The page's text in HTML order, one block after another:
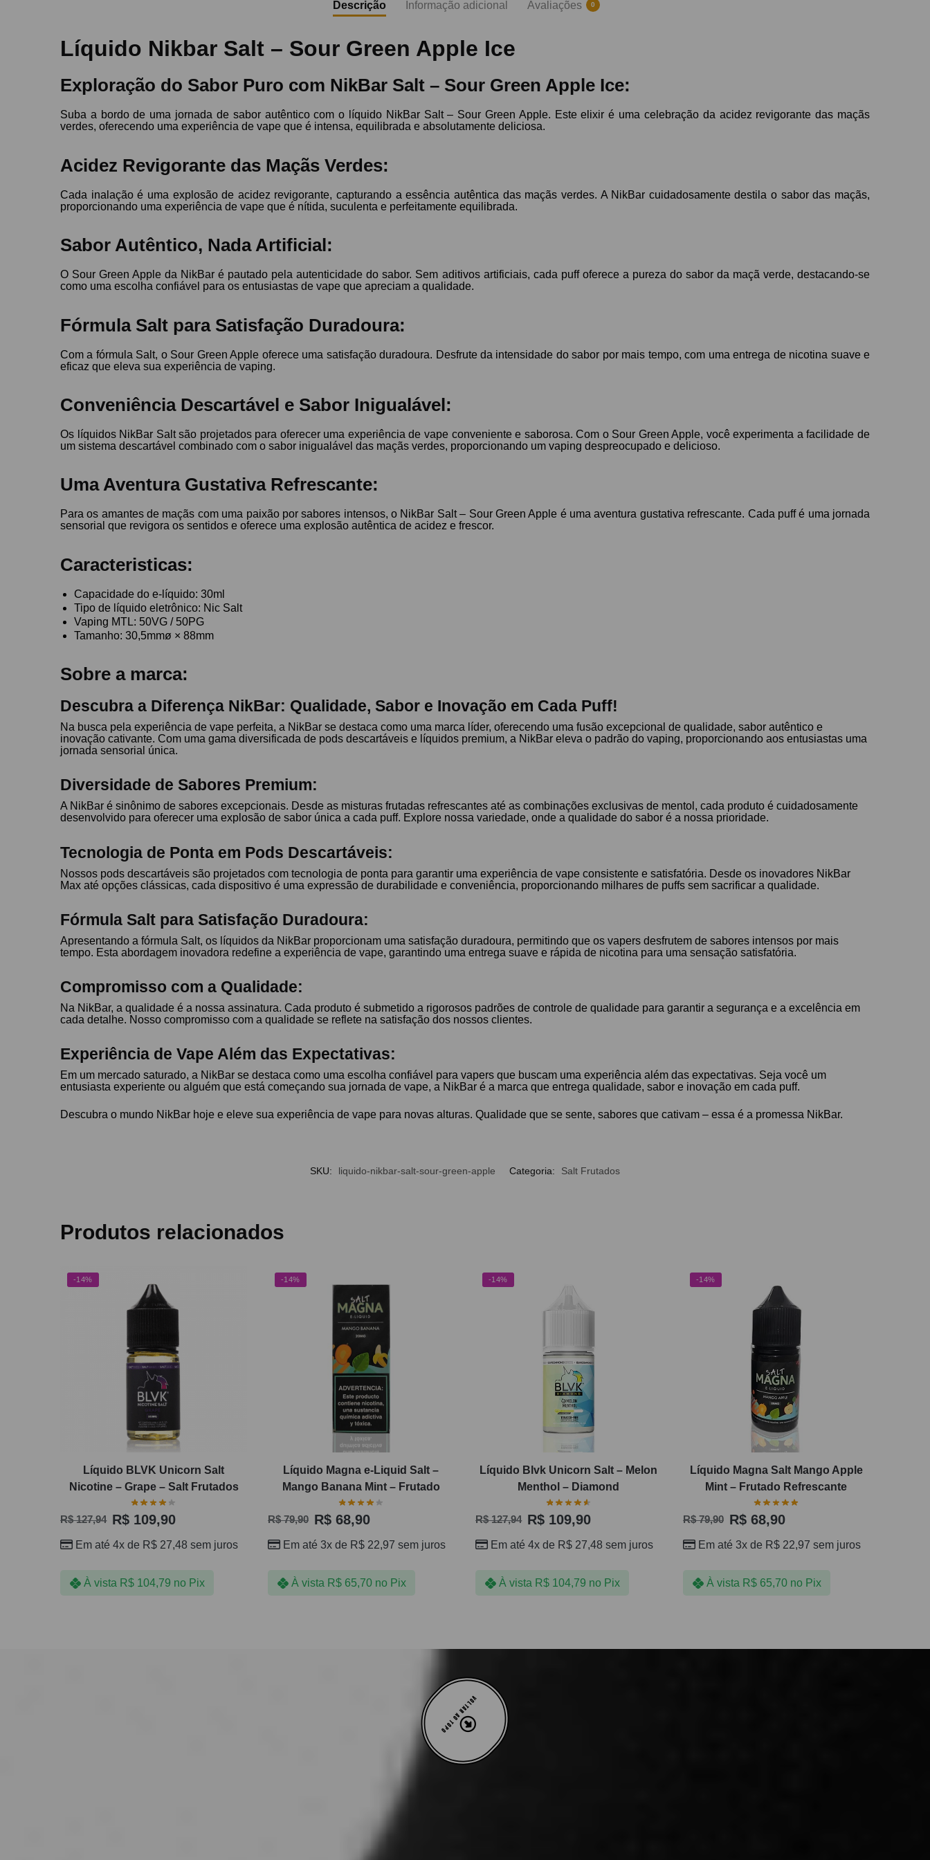
Descrição Informação adicional Avaliações 0
Líquido Nikbar Salt – Sour Green Apple Ice
Exploração do Sabor Puro com NikBar Salt – Sour Green Apple Ice:
Suba a bordo de uma jornada de sabor autêntico com o líquido NikBar Salt – Sour Green Apple. Este elixir é uma celebração da acidez revigorante das maçãs
verdes, oferecendo uma experiência de vape que é intensa, equilibrada e absolutamente deliciosa.
Acidez Revigorante das Maçãs Verdes:
Cada inalação é uma explosão de acidez revigorante, capturando a essência autêntica das maçãs verdes. A NikBar cuidadosamente destila o sabor das maçãs,
proporcionando uma experiência de vape que é nítida, suculenta e perfeitamente equilibrada.
Sabor Autêntico, Nada Artificial:
O Sour Green Apple da NikBar é pautado pela autenticidade do sabor. Sem aditivos artificiais, cada puff oferece a pureza do sabor da maçã verde, destacando-se
como uma escolha confiável para os entusiastas de vape que apreciam a qualidade.
Fórmula Salt para Satisfação Duradoura:
Com a fórmula Salt, o Sour Green Apple oferece uma satisfação duradoura. Desfrute da intensidade do sabor por mais tempo, com uma entrega de nicotina suave e
eficaz que eleva sua experiência de vaping.
Conveniência Descartável e Sabor Inigualável:
Os líquidos NikBar Salt são projetados para oferecer uma experiência de vape conveniente e saborosa. Com o Sour Green Apple, você experimenta a facilidade de
um sistema descartável combinado com o sabor inigualável das maçãs verdes, proporcionando um vaping despreocupado e delicioso.
Uma Aventura Gustativa Refrescante:
Para os amantes de maçãs com uma paixão por sabores intensos, o NikBar Salt – Sour Green Apple é uma aventura gustativa refrescante. Cada puff é uma jornada
sensorial que revigora os sentidos e oferece uma explosão autêntica de acidez e frescor.
Caracteristicas:
Capacidade do e-líquido: 30ml
Tipo de líquido eletrônico: Nic Salt
Vaping MTL: 50VG / 50PG
Tamanho: 30,5mmø × 88mm
Sobre a marca:
Descubra a Diferença NikBar: Qualidade, Sabor e Inovação em Cada Puff!
Na busca pela experiência de vape perfeita, a NikBar se destaca como uma marca líder, oferecendo uma fusão excepcional de qualidade, sabor autêntico e
inovação cativante. Com uma gama diversificada de pods descartáveis e líquidos premium, a NikBar eleva o padrão do vaping, proporcionando aos entusiastas uma
jornada sensorial única.
Diversidade de Sabores Premium:
A NikBar é sinônimo de sabores excepcionais. Desde as misturas frutadas refrescantes até as combinações exclusivas de mentol, cada produto é cuidadosamente
desenvolvido para oferecer uma explosão de sabor única a cada puff. Explore nossa variedade, onde a qualidade do sabor é a nossa prioridade.
Tecnologia de Ponta em Pods Descartáveis:
Nossos pods descartáveis são projetados com tecnologia de ponta para garantir uma experiência de vape consistente e satisfatória. Desde os inovadores NikBar
Max até opções clássicas, cada dispositivo é uma expressão de durabilidade e conveniência, proporcionando milhares de puffs sem sacrificar a qualidade.
Fórmula Salt para Satisfação Duradoura:
Apresentando a fórmula Salt, os líquidos da NikBar proporcionam uma satisfação duradoura, permitindo que os vapers desfrutem de sabores intensos por mais
tempo. Esta abordagem inovadora redefine a experiência de vape, garantindo uma entrega suave e rápida de nicotina para uma sensação satisfatória.
Compromisso com a Qualidade:
Na NikBar, a qualidade é a nossa assinatura. Cada produto é submetido a rigorosos padrões de controle de qualidade para garantir a segurança e a excelência em
cada detalhe. Nosso compromisso com a qualidade se reflete na satisfação dos nossos clientes.
Experiência de Vape Além das Expectativas:
Em um mercado saturado, a NikBar se destaca como uma escolha confiável para vapers que buscam uma experiência além das expectativas. Seja você um
entusiasta experiente ou alguém que está começando sua jornada de vape, a NikBar é a marca que entrega qualidade, sabor e inovação em cada puff.
Descubra o mundo NikBar hoje e eleve sua experiência de vape para novas alturas. Qualidade que se sente, sabores que cativam – essa é a promessa NikBar.
SKU: liquido-nikbar-salt-sour-green-apple Categoria: Salt Frutados
Produtos relacionados
-14%
Líquido BLVK Unicorn Salt
Nicotine – Grape – Salt Frutados
R$127,94 R$ 109,90
Em até 4x de R$ 27,48 sem juros
À vista R$104,79 no Pix
-14%
Líquido Magna e-Liquid Salt –
Mango Banana Mint – Frutado
R$79,90 R$ 68,90
Em até 3x de R$ 22,97 sem juros
À vista R$65,70 no Pix
-14%
Líquido Blvk Unicorn Salt – Melon
Menthol – Diamond
R$127,94 R$109,90
Em até 4x de R$27,48 sem juros
À vista R$104,79 no Pix
-14%
Líquido Magna Salt Mango Apple
Mint – Frutado Refrescante
R$79,90 R$68,90
Em até 3x de R$22,97 sem juros
À vista R$65,70 no Pix
VOLTAR AO TOPO